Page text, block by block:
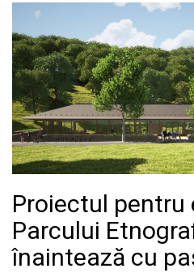
Proiectul pentru
Parcului
înaintează cu